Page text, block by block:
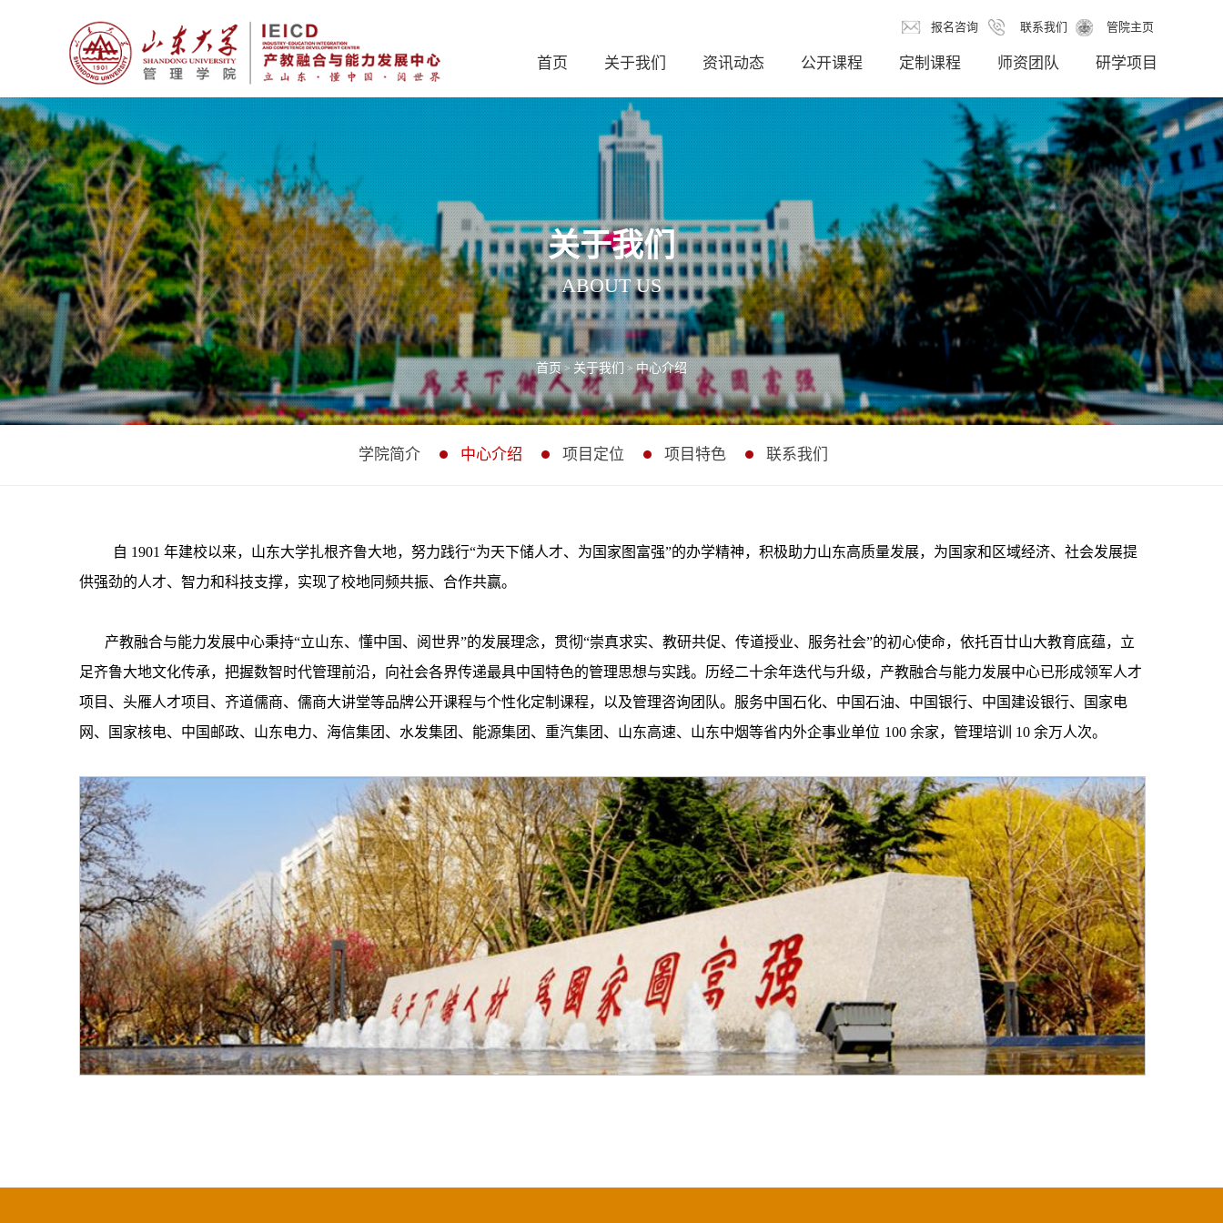
报名咨询 联系我们 管院主页
首页 关于我们 资讯动态 公开课程 定制课程 师资团队 研学项目
关于我们
ABOUT US
首页 > 关于我们 > 中心介绍
学院简介 中心介绍 项目定位 项目特色 联系我们
自 1901 年建校以来，山东大学扎根齐鲁大地，努力践行“为天下储人才、为国家图富强”的办学精神，积极助力山东高质量发展，为国家和区域经济、社会发展提
供强劲的人才、智力和科技支撑，实现了校地同频共振、合作共赢。
产教融合与能力发展中心秉持“立山东、懂中国、阅世界”的发展理念，贯彻“崇真求实、教研共促、传道授业、服务社会”的初心使命，依托百廿山大教育底蕴，立
足齐鲁大地文化传承，把握数智时代管理前沿，向社会各界传递最具中国特色的管理思想与实践。历经二十余年迭代与升级，产教融合与能力发展中心已形成领军人才
项目、头雁人才项目、齐道儒商、儒商大讲堂等品牌公开课程与个性化定制课程，以及管理咨询团队。服务中国石化、中国石油、中国银行、中国建设银行、国家电
网、国家核电、中国邮政、山东电力、海信集团、水发集团、能源集团、重汽集团、山东高速、山东中烟等省内外企事业单位 100 余家，管理培训 10 余万人次。